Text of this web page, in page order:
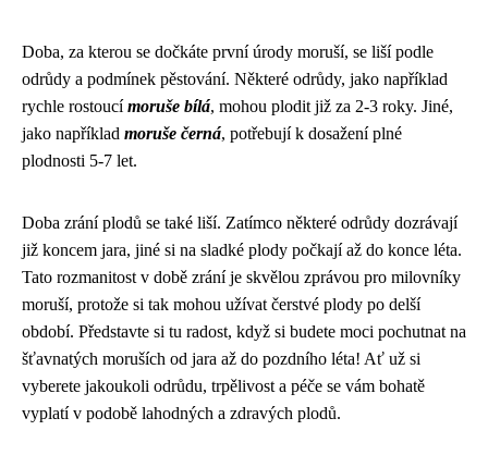
Doba, za kterou se dočkáte první úrody moruší, se liší podle
odrůdy a podmínek pěstování. Některé odrůdy, jako například
rychle rostoucímoruše bílá, mohou plodit již za 2-3 roky. Jiné,
jako například moruše černá, potřebují k dosažení plné
plodnosti 5-7 let.
Doba zrání plodů se také liší. Zatímco některé odrůdy dozrávají
již koncem jara, jiné si na sladké plody počkají až do konce léta.
Tato rozmanitost v době zrání je skvělou zprávou pro milovníky
moruší, protože si tak mohou užívat čerstvé plody po delší
období. Představte si tu radost, když si budete moci pochutnat na
šťavnatých moruších od jara až do pozdního léta! Ať už si
vyberete jakoukoli odrůdu, trpělivost a péče se vám bohatě
vyplatí v podobě lahodných a zdravých plodů.